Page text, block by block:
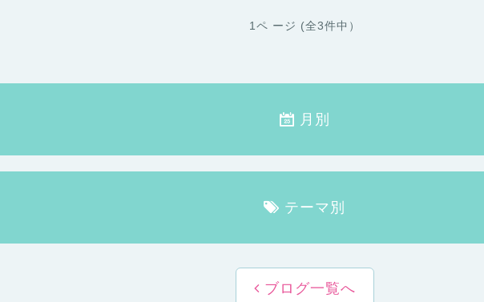
1ペ ージ (全3件中）
月別
テーマ別
ブログ一覧へ